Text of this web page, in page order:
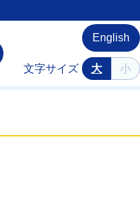
English
文字サイズ 大 小